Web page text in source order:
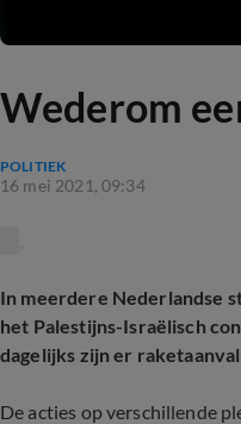
Wederom
POLITIEK
16 mei 2021, 09:34
In meerdere Nederlandse
het Palestijns-Israëlisch
dagelijks zijn er
De acties op verschillende